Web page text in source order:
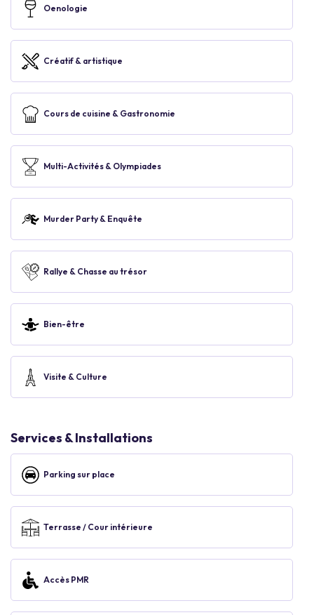
Oenologie
Créatif & artistique
Cours de cuisine & Gastronomie
Multi-Activités & Olympiades
Murder Party & Enquête
Rallye & Chasse au trésor
Bien-être
Visite & Culture
Services & Installations
Parking sur place
Terrasse / Cour intérieure
Accès PMR